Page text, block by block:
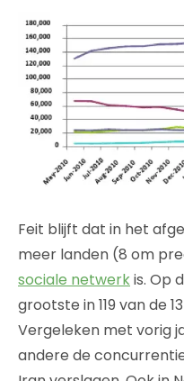
Feit blijft dat in het
meer landen (8 om
sociale netwerkis. Op
grootste in 119 van de
Vergeleken met vorig
andere de